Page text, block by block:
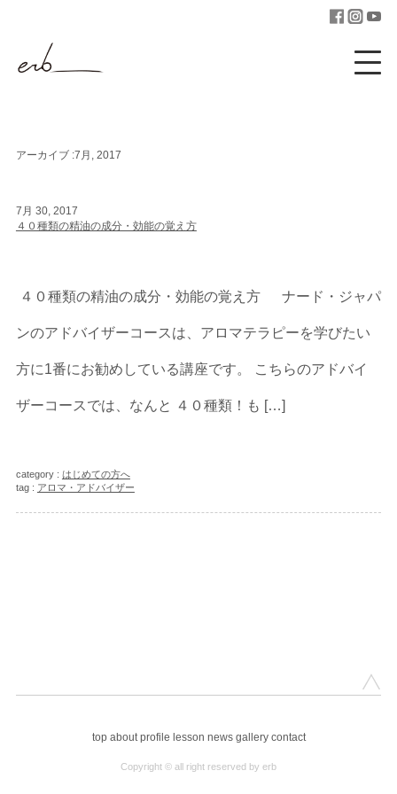
アーカイブ :7月, 2017
7月 30, 2017
４０種類の精油の成分・効能の覚え方
４０種類の精油の成分・効能の覚え方 ナード・ジャパ
ンのアドバイザーコースは、アロマテラピーを学びたい
方に1番にお勧めしている講座です。 こちらのアドバイ
ザーコースでは、なんと ４０種類！も […]
category : はじめての方へ
tag : アロマ・アドバイザー
top about profile lesson news gallery contact
Copyright © all right reserved by erb